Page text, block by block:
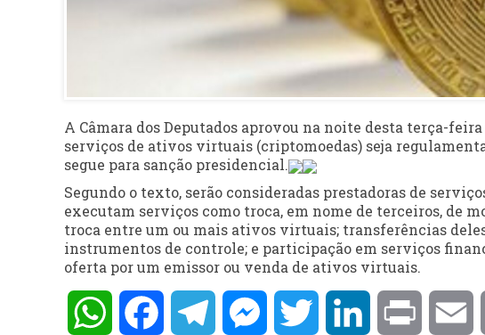
A Câmara dos Deputados aprovou na noite desta terça-
serviços de ativos virtuais (criptomoedas) seja
segue para sanção presidencial.
Segundo o texto, serão consideradas prestadoras de
executam serviços como troca, em nome de terceiros, de
troca entre um ou mais ativos virtuais; transferências
instrumentos de controle; e participação em serviços
oferta por um emissor ou venda de ativos virtuais.
WhatsAppFacebookTelegramMessengerTwitter LinkedInPrint